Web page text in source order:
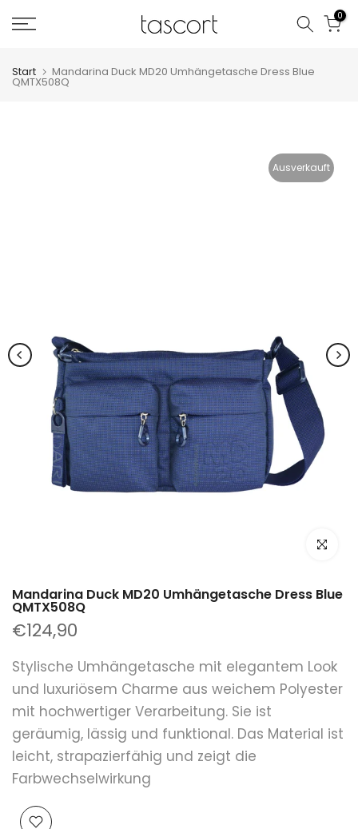
Zum
springen
0
Start Mandarina Duck MD20 Umhängetasche Dress Blue
QMTX508Q
Ausverkauft
klicken
Mandarina Duck MD20 Umhängetasche Dress Blue
QMTX508Q
€124,90
Stylische Umhängetasche mit elegantem Look
und luxuriösem Charme aus weichem Polyester
mit hochwertiger Verarbeitung. Sie ist
geräumig, lässig und funktional. Das Material ist
leicht, strapazierfähig und zeigt die
Farbwechselwirkung